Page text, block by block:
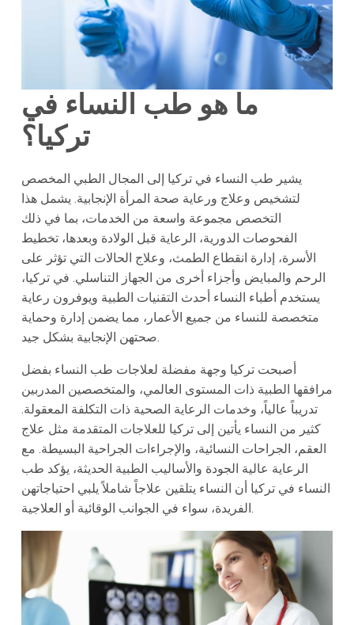
ما هو طب النساء في
تركيا؟
يشير طب النساء في تركيا إلى المجال الطبي المخصص
لتشخيص وعلاج ورعاية صحة المرأة الإنجابية. يشمل هذا
التخصص مجموعة واسعة من الخدمات، بما في ذلك
الفحوصات الدورية، الرعاية قبل الولادة وبعدها، تخطيط
الأسرة، إدارة انقطاع الطمث، وعلاج الحالات التي تؤثر على
الرحم والمبايض وأجزاء أخرى من الجهاز التناسلي. في تركيا،
يستخدم أطباء النساء أحدث التقنيات الطبية ويوفرون رعاية
متخصصة للنساء من جميع الأعمار، مما يضمن إدارة وحماية
صحتهن الإنجابية بشكل جيد.
أصبحت تركيا وجهة مفضلة لعلاجات طب النساء بفضل
مرافقها الطبية ذات المستوى العالمي، والمتخصصين المدربين
تدريباً عالياً، وخدمات الرعاية الصحية ذات التكلفة المعقولة.
كثير من النساء يأتين إلى تركيا للعلاجات المتقدمة مثل علاج
العقم، الجراحات النسائية، والإجراءات الجراحية البسيطة. مع
الرعاية عالية الجودة والأساليب الطبية الحديثة، يؤكد طب
النساء في تركيا أن النساء يتلقين علاجاً شاملاً يلبي احتياجاتهن
الفريدة، سواء في الجوانب الوقائية أو العلاجية.